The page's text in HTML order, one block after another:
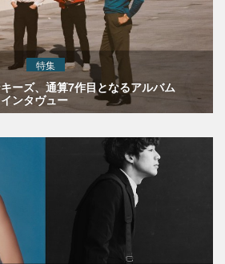
特集
ーズ、通算7作目となるアルバム
ンタヴュー